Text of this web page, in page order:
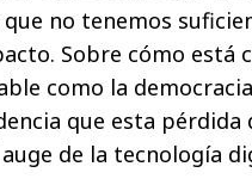
no tenemos
Sobre cómo está
como la
que esta
de la tecnología